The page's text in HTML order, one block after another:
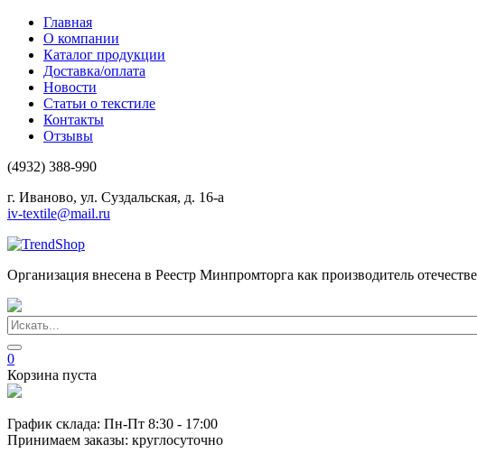
Главная
О компании
Каталог продукции
Доставка/оплата
Новости
Статьи о текстиле
Контакты
Отзывы
(4932) 388-990
г. Иваново, ул. Суздальская, д. 16-а
iv-textile@mail.ru
Организация внесена в Реестр Минпромторга как производитель
0
Корзина пуста
График склада: Пн-Пт 8:30 - 17:00
Принимаем заказы: круглосуточно